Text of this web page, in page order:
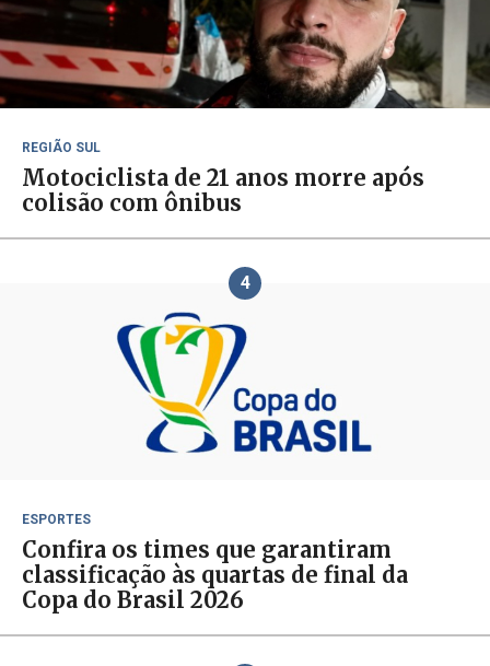
REGIÃO SUL
Motociclista de 21 anos morre após
colisão com ônibus
4
ESPORTES
Confira os times que garantiram
classificação às quartas de final da
Copa do Brasil 2026